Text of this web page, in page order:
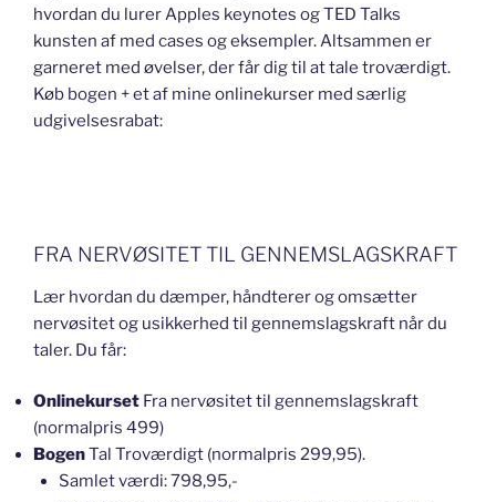
hvordan du lurer Apples keynotes og TED Talks
kunsten af med cases og eksempler. Altsammen er
garneret med øvelser, der får dig til at tale troværdigt.
Køb bogen + et af mine onlinekurser med særlig
udgivelsesrabat:
FRA NERVØSITET TIL GENNEMSLAGSKRAFT
Lær hvordan du dæmper, håndterer og omsætter
nervøsitet og usikkerhed til gennemslagskraft når du
taler. Du får:
Onlinekurset Fra nervøsitet til gennemslagskraft
(normalpris 499)
BogenTal Troværdigt (normalpris 299,95).
Samlet værdi: 798,95,-